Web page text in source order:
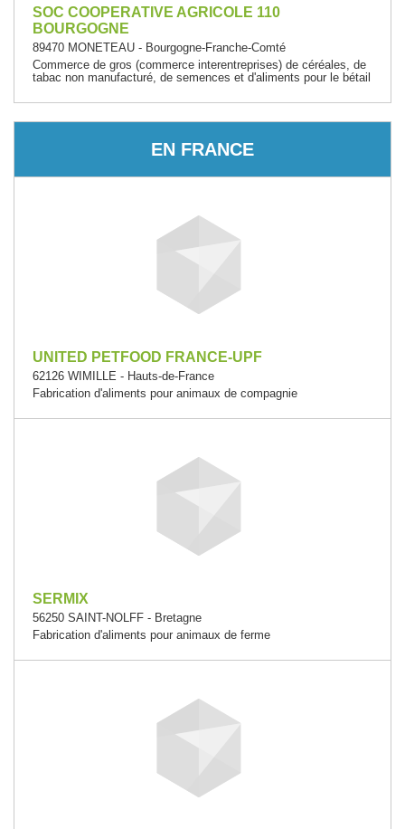
SOC COOPERATIVE AGRICOLE 110
BOURGOGNE
89470 MONETEAU - Bourgogne-Franche-Comté
Commerce de gros (commerce interentreprises) de céréales, de
tabac non manufacturé, de semences et d'aliments pour le bétail
EN FRANCE
UNITED PETFOOD FRANCE-UPF
62126 WIMILLE - Hauts-de-France
Fabrication d'aliments pour animaux de compagnie
SERMIX
56250 SAINT-NOLFF - Bretagne
Fabrication d'aliments pour animaux de ferme